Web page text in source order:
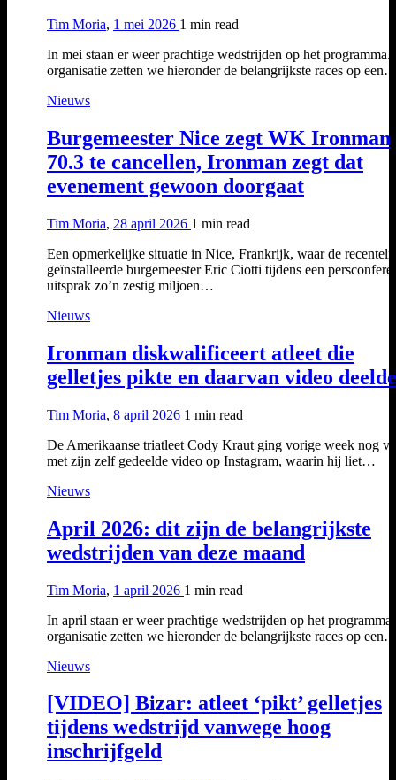
Tim Moria, 1 mei 2026 1 min read
In mei staan er weer prachtige wedstrijden op het programma.
organisatie zetten we hieronder de belangrijkste races op
Nieuws
Burgemeester Nice zegt WK Ironman
70.3 te cancellen, Ironman zegt dat
evenement gewoon doorgaat
Tim Moria, 28 april 2026 1 min read
Een opmerkelijke situatie in Nice, Frankrijk, waar de
geïnstalleerde burgemeester Eric Ciotti tijdens een
uitsprak zo’n zestig miljoen…
Nieuws
Ironman diskwalificeert atleet die
gelletjes pikte en daarvan video deelde
Tim Moria, 8 april 2026 1 min read
De Amerikaanse triatleet Cody Kraut ging vorige week nog
met zijn zelf gedeelde video op Instagram, waarin hij liet…
Nieuws
April 2026: dit zijn de belangrijkste
wedstrijden van deze maand
Tim Moria, 1 april 2026 1 min read
In april staan er weer prachtige wedstrijden op het
organisatie zetten we hieronder de belangrijkste races op
Nieuws
[VIDEO] Bizar: atleet ‘pikt’ gelletjes
tijdens wedstrijd vanwege hoog
inschrijfgeld